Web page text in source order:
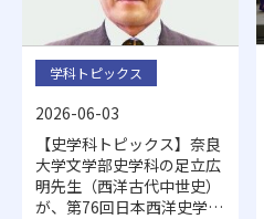
学科トピックス
2026-06-03
【史学科トピックス】奈良
大学文学部史学科の足立広
明先生（西洋古代中世史）
が、第76回日本西洋史学会